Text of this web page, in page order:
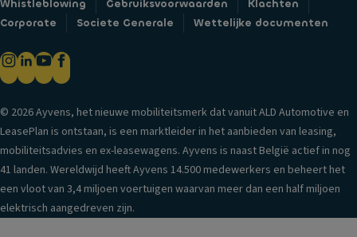
Whistleblowing
Gebruiksvoorwaarden
Klachten
Corporate
Societe Generale Wettelijke documenten
© 2026 Ayvens, het nieuwe mobiliteitsmerk dat vanuit ALD Automotive en
LeasePlan is ontstaan, is een marktleider in het aanbieden van leasing,
mobiliteitsadvies en ex-leasewagens. Ayvens is naast België actief in nog
41 landen. Wereldwijd heeft Ayvens 14.500 medewerkers en beheert het
een vloot van 3,4 miljoen voertuigen waarvan meer dan een half miljoen
elektrisch aangedreven zijn.